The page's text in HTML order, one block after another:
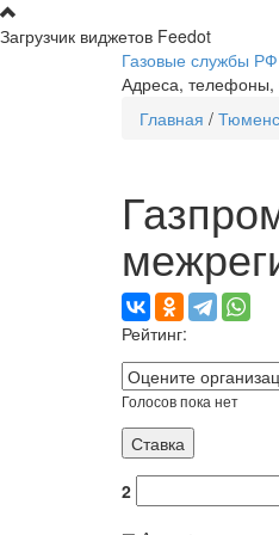
Перейти к основному содержанию
Загрузчик виджетов Feedot
Газовые службы РФ
Адреса, телефоны,
Вы здесь
Главная /
Рейтинг:
Голосов пока нет
2